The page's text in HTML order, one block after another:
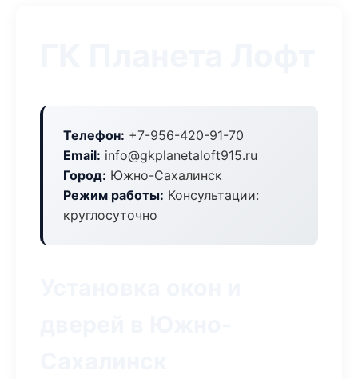
Телефон: +7-956-420-91-70
Email: info@gkplanetaloft915.ru
Город: Южно-Сахалинск
Режим работы: Консультации:
круглосуточно